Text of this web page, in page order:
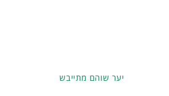
יער שוהם מתייבש